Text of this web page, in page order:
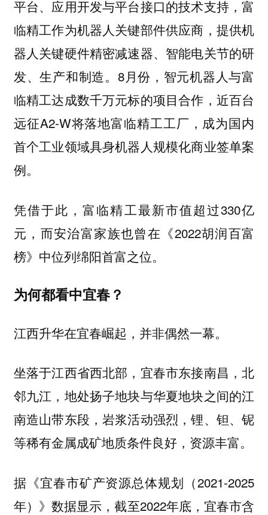
平台、应用开发与平台接口的技术支持，富
临精工作为机器人关键部件供应商，提供机
器人关键硬件精密减速器、智能电关节的研
发、生产和制造。8月份，智元机器人与富
临精工达成数千万元标的项目合作，近百台
远征A2-W将落地富临精工工厂，成为国内
首个工业领域具身机器人规模化商业签单案
例。
凭借于此，富临精工最新市值超过330亿
元，而安治富家族也曾在《2022胡润百富
榜》中位列绵阳首富之位。
为何都看中宜春？
江西升华在宜春崛起，并非偶然一幕。
坐落于江西省西北部，宜春市东接南昌，北
邻九江，地处扬子地块与华夏地块之间的江
南造山带东段，岩浆活动强烈，锂、钽、铌
等稀有金属成矿地质条件良好，资源丰富。
据《宜春市矿产资源总体规划（2021-2025
年）》数据显示，截至2022年底，宜春市含